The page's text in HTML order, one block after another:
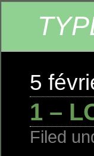
5
1 –
Filed